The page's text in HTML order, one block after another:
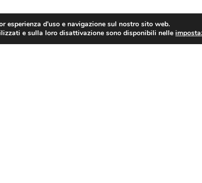
esperienza d'uso e navigazione sul nostro sito web.
e sulla loro disattivazione sono disponibili nelle